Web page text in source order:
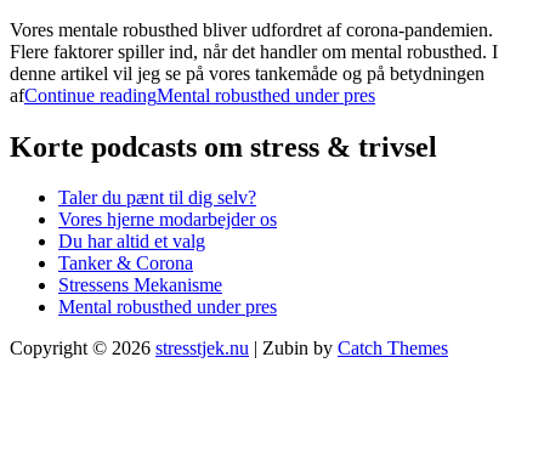
Vores mentale robusthed bliver udfordret af corona-pandemien.
Flere faktorer spiller ind, når det handler om mental robusthed. I
denne artikel vil jeg se på vores tankemåde og på betydningen
afContinue readingMental robusthed under pres
Korte podcasts om stress & trivsel
Taler du pænt til dig selv?
Vores hjerne modarbejder os
Du har altid et valg
Tanker & Corona
Stressens Mekanisme
Mental robusthed under pres
Copyright © 2026 stresstjek.nu | Zubin by Catch Themes